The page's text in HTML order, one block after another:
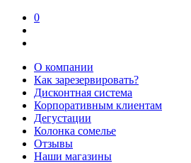
0
О компании
Как зарезервировать?
Дисконтная система
Корпоративным клиентам
Дегустации
Колонка сомелье
Отзывы
Наши магазины